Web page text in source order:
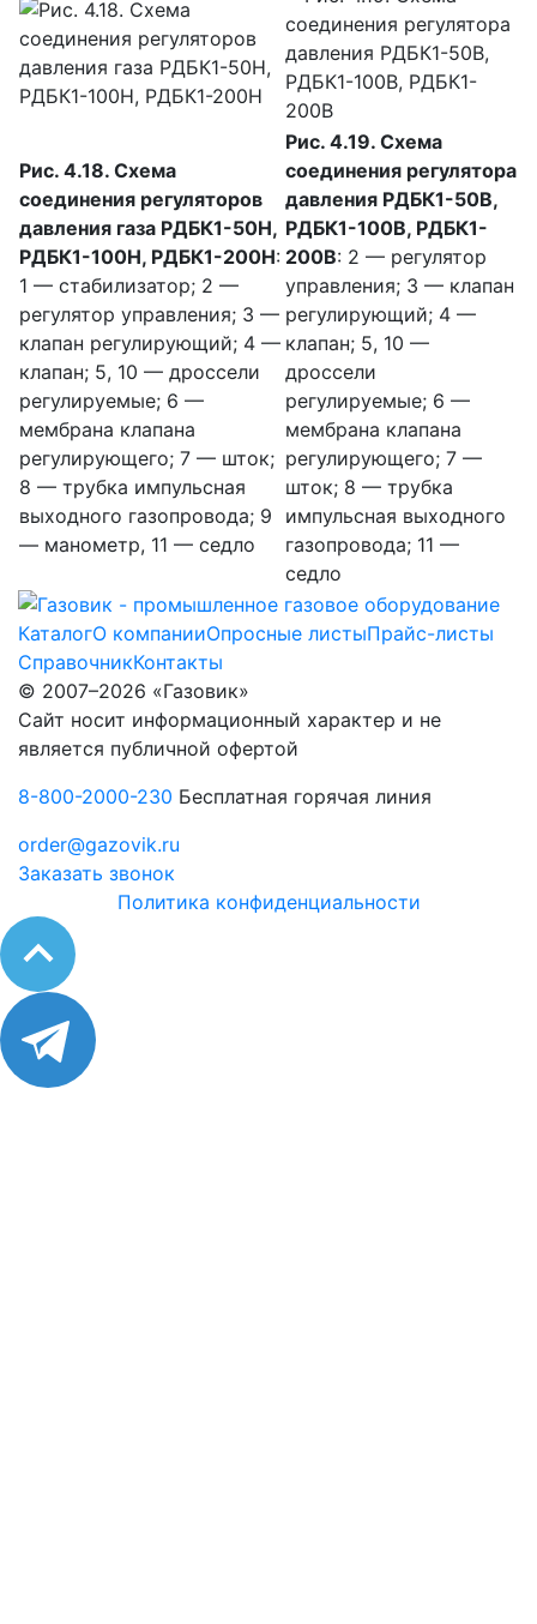
Рис. 4.18. Схема
соединения регуляторов
давления газа РДБК1-50Н,
РДБК1-100Н, РДБК1-200Н:
1 — стабилизатор; 2 —
регулятор управления; 3 —
клапан регулирующий; 4 —
клапан; 5, 10 — дроссели
регулируемые; 6 —
мембрана клапана
регулирующего; 7 — шток;
8 — трубка импульсная
выходного газопровода; 9
— манометр, 11 — седло
Рис. 4.19. Схема
соединения регулятора
давления РДБК1-50В,
РДБК1-100В, РДБК1-
200В: 2 — регулятор
управления; 3 — клапан
регулирующий; 4 —
клапан; 5, 10 —
дроссели
регулируемые; 6 —
мембрана клапана
регулирующего; 7 —
шток; 8 — трубка
импульсная выходного
газопровода; 11 —
седло
КаталогО компанииОпросные листыПрайс-листы
СправочникКонтакты
© 2007–2026 «Газовик»
Сайт носит информационный характер и не
является публичной офертой
8-800-2000-230 Бесплатная горячая линия
order@gazovik.ru
Заказать звонок
Политика конфиденциальности